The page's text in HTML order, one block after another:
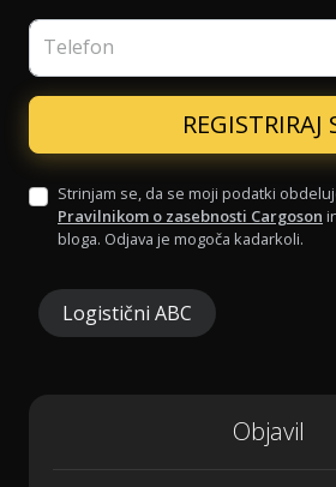
Telefon
Strinjam se, da se moji podatki
Pravilnikom o zasebnosti Cargoson
bloga. Odjava je mogoča kadarkoli.
Logistični ABC
Objavil